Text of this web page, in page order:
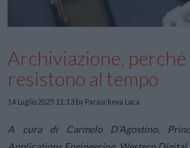
Archiviazione,
resistono al tempo
14 Luglio 2025 11:13 by Parascheva Luca
A cura di Carmelo D’Agostino,